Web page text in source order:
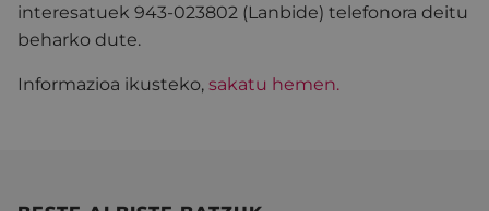
interesatuek 943-023802 (Lanbide) telefonora deitu
beharko dute.
Informazioa ikusteko, sakatu hemen.